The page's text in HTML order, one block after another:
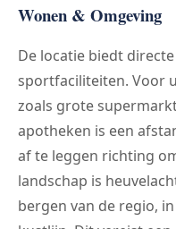
Wonen & Omgeving
De locatie biedt
sportfaciliteiten. Voor
zoals grote
apotheken is een
af te leggen richting
landschap is
bergen van de regio,